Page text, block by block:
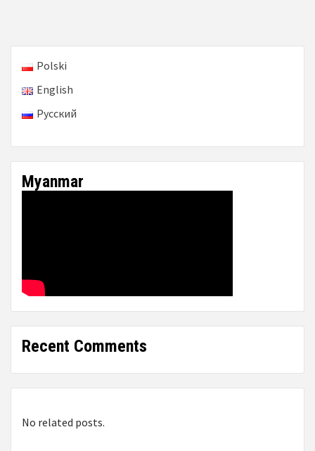
Polski
English
Русский
Myanmar
Recent Comments
No related posts.